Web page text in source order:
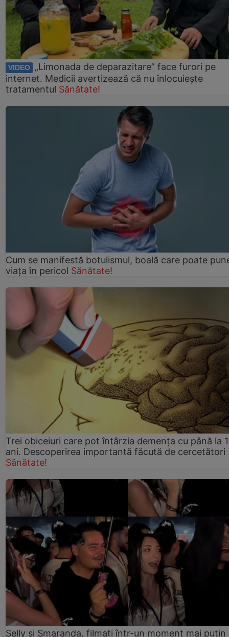
VIDEO
„Limonada de deparazitare” face furori pe
internet. Medicii avertizează că nu înlocuiește
tratamentul Sănătate!
Cum se manifestă botulismul, boală care poate
viaţa în pericol Sănătate!
Trei obiceiuri care pot întârzia demența cu până la
ani. Descoperirea importantă făcută de cercetători
Sănătate!
Selly și Smaranda, filmați într-un moment mai puțin